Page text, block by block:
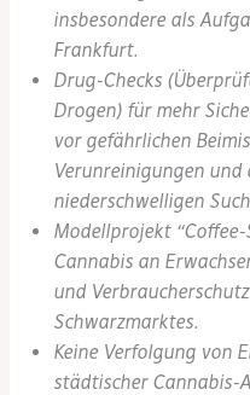
insbesondere als
Frankfurt.
Drug-Checks
Drogen) für mehr
vor gefährlichen
Verunreinigungen und
niederschwelligen
Modellprojekt “Coffee-
Cannabis an
und
Schwarzmarktes.
Keine Verfolgung von
städtischer Cannabis-